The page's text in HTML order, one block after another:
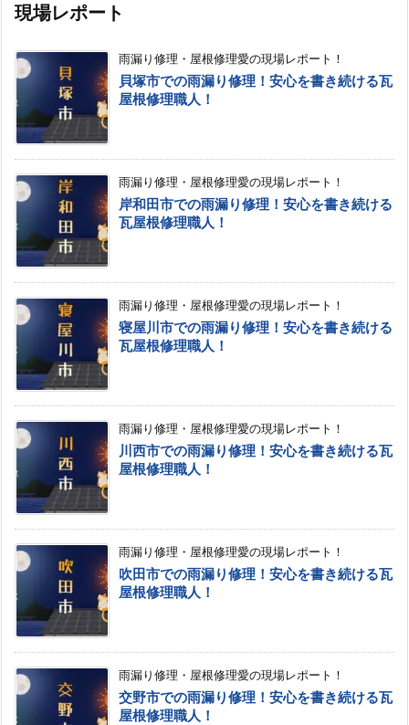
現場レポート
雨漏り修理・屋根修理愛の現場レポート！
貝塚市での雨漏り修理！安心を書き続ける瓦
屋根修理職人！
雨漏り修理・屋根修理愛の現場レポート！
岸和田市での雨漏り修理！安心を書き続ける
瓦屋根修理職人！
雨漏り修理・屋根修理愛の現場レポート！
寝屋川市での雨漏り修理！安心を書き続ける
瓦屋根修理職人！
雨漏り修理・屋根修理愛の現場レポート！
川西市での雨漏り修理！安心を書き続ける瓦
屋根修理職人！
雨漏り修理・屋根修理愛の現場レポート！
吹田市での雨漏り修理！安心を書き続ける瓦
屋根修理職人！
雨漏り修理・屋根修理愛の現場レポート！
交野市での雨漏り修理！安心を書き続ける瓦
屋根修理職人！